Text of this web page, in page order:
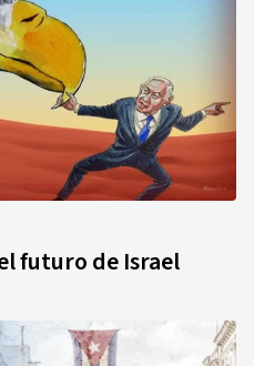
futuro de Israel